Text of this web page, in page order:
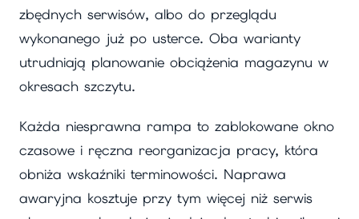
zbędnych serwisów, albo do przeglądu
wykonanego już po usterce. Oba warianty
utrudniają planowanie obciążenia magazynu w
okresach szczytu.
Każda niesprawna rampa to zablokowane okno
czasowe i ręczna reorganizacja pracy, która
obniża wskaźniki terminowości. Naprawa
awaryjna kosztuje przy tym więcej niż serwis